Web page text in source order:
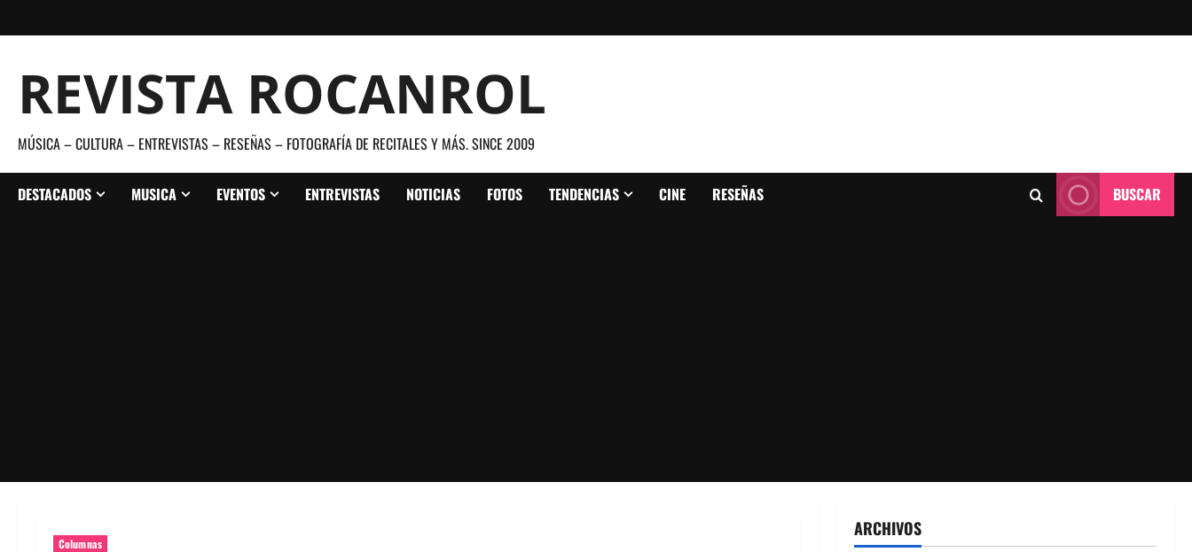
al
REVISTA ROCANROL
MÚSICA – CULTURA – ENTREVISTAS – RESEÑAS – FOTOGRAFÍA DE RECITALES Y MÁS. SINCE 2009
DESTACADOS MUSICA EVENTOS ENTREVISTAS NOTICIAS FOTOS TENDENCIAS CINE RESEÑAS BUSCAR
Columnas
ARCHIVOS